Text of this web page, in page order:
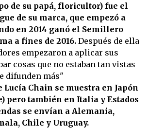
de su papá, floricultor) fue el
de su marca, que empezó a
en 2014 ganó el Semillero
a fines de 2016. Después de ella
empezaron a aplicar sus
cosas que no estaban tan vistas
difunden más"
Lucía Chain se muestra en Japón
pero también en Italia y Estados
se envían a Alemania,
Chile y Uruguay.